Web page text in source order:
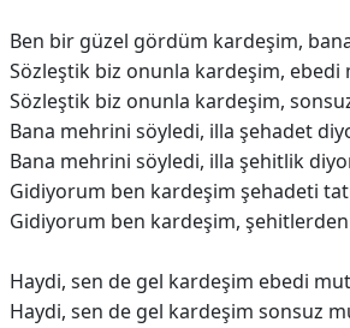
Ben bir güzel gördüm kardeşim,
Sözleştik biz onunla kardeşim, ebedi
Sözleştik biz onunla kardeşim,
Bana mehrini söyledi, illa şehadet
Bana mehrini söyledi, illa şehitlik
Gidiyorum ben kardeşim şehadeti
Gidiyorum ben kardeşim,
Haydi, sen de gel kardeşim ebedi
Haydi, sen de gel kardeşim sonsuz